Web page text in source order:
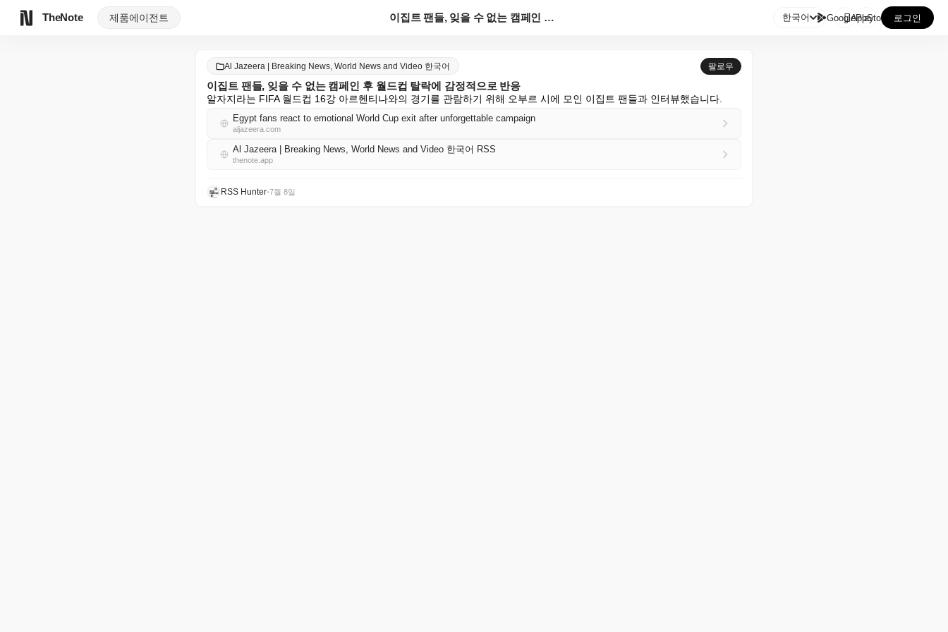
TheNote 제품에이전트 이집트 팬들, 잊을 수 없는 캠페인 후 월드컵 탈락에 ... 한국어 GooglePlay
AppStore 로그인
Al Jazeera | Breaking News, World News and Video 한국어 팔로우
이집트 팬들, 잊을 수 없는 캠페인 후 월드컵 탈락에 감정적으로 반응
알자지라는 FIFA 월드컵 16강 아르헨티나와의 경기를 관람하기 위해 오부르 시에 모인 이집트 팬들과 인터뷰했습니다.
Egypt fans react to emotional World Cup exit after unforgettable campaign
aljazeera.com
Al Jazeera | Breaking News, World News and Video 한국어 RSS
thenote.app
RSS Hunter•7월 8일